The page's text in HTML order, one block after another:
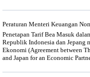
Peraturan Menteri Keuangan
Penetapan Tarif Bea Masuk
Republik Indonesia dan Jepang
Ekonomi (Agreement between
and Japan for an Economic